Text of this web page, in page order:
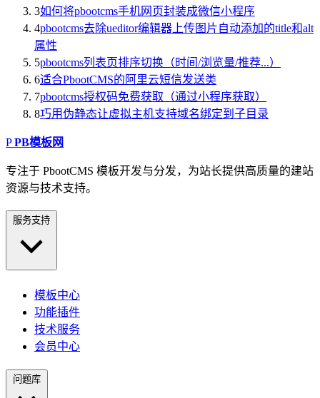
3如何将pbootcms手机网页封装成微信小程序
4pbootcms去除ueditor编辑器上传图片自动添加的title和alt
属性
5pbootcms列表页排序切换（时间/浏览量/推荐...）
6适合PbootCMS的阿里云短信发送类
7pbootcms授权码免费获取（通过小程序获取）
8巧用伪静态让虚拟主机支持域名绑定到子目录
P PB模板网
专注于 PbootCMS 模板开发与分发，为站长提供高质量的建站
资源与技术支持。
服务支持
模板中心
功能插件
技术服务
会员中心
问题库